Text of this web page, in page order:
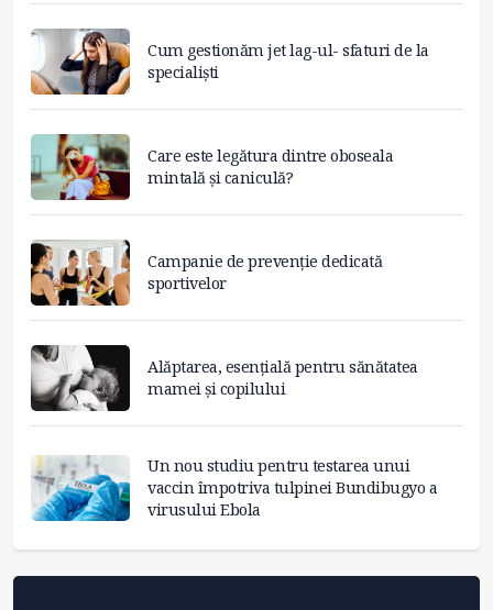
Cum gestionăm jet lag-ul- sfaturi de la
specialiști
Care este legătura dintre oboseala
mintală și caniculă?
Campanie de prevenție dedicată
sportivelor
Alăptarea, esențială pentru sănătatea
mamei și copilului
Un nou studiu pentru testarea unui
vaccin împotriva tulpinei Bundibugyo a
virusului Ebola